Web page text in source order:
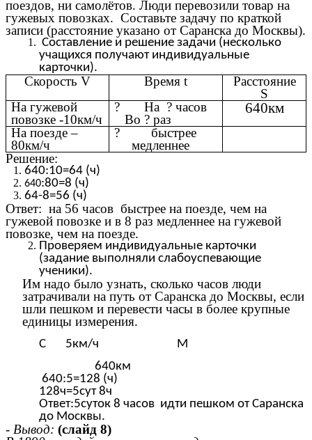
поездов, ни самолётов. Люди перевозили товар на
гужевых повозках. Составьте задачу по краткой
записи (расстояние указано от Саранска до Москвы).
Составление и решение задачи (несколько
учащихся получают индивидуальные
карточки).
Скорость V Время t
Расстояние
S
На гужевой
повозке -10км/ч
? На ? часов
Во ? раз
640км
На поезде –
80км/ч
? быстрее
медленнее
Решение:
640:10=64 (ч)
640:80=8 (ч)
64-8=56 (ч)
Ответ: на 56 часов быстрее на поезде, чем на
гужевой повозке и в 8 раз медленнее на гужевой
повозке, чем на поезде.
Проверяем индивидуальные карточки
(задание выполняли слабоуспевающие
ученики).
Им надо было узнать, сколько часов люди
затрачивали на путь от Саранска до Москвы, если
шли пешком и перевести часы в более крупные
единицы измерения.
С 5км/ч М
640км
640:5=128 (ч)
128ч=5сут 8ч
Ответ:5суток 8 часов идти пешком от Саранска
до Москвы.
- Вывод: (слайд 8)